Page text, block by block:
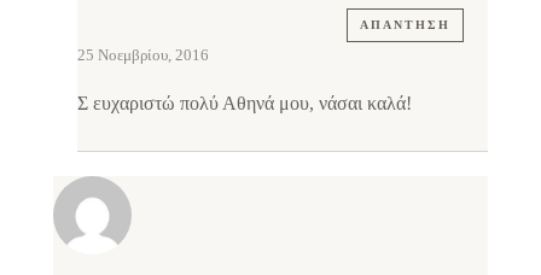
ΑΠΆΝΤΗΣΗ
25 Νοεμβρίου, 2016
Σ ευχαριστώ πολύ Αθηνά μου, νάσαι καλά!